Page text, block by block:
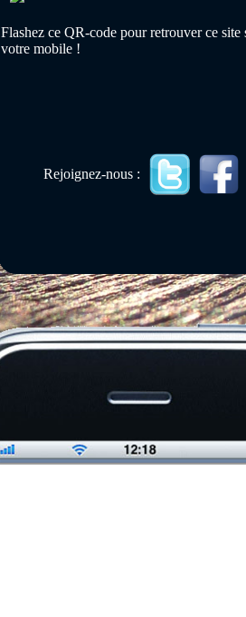
Flashez ce QR-code pour retrouver ce site
votre mobile !
Rejoignez-nous :